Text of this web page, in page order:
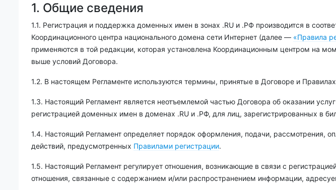
1. Общие сведения
1.1. Регистрация и поддержка доменных имен в зонах .RU и .РФ производится в
Координационного центра национального домена сети Интернет (далее — «Правила
применяются в той редакции, которая установлена Координационным центром на
выше условий Договора.
1.2. В настоящем Регламенте используются термины, принятые в Договоре и
1.3. Настоящий Регламент является неотъемлемой частью Договора об оказании
регистрацией доменных имен в доменах .RU и .РФ, для лиц, зарегистрированных в
1.4. Настоящий Регламент определяет порядок оформления, подачи, рассмотрения,
действий, предусмотренных Правилами регистрации.
1.5. Настоящий Регламент регулирует отношения, возникающие в связи с
отношения, связанные с содержанием и/или распространением информации,